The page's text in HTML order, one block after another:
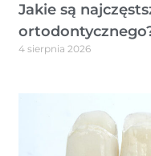
Jakie są
4 sierpnia 2026